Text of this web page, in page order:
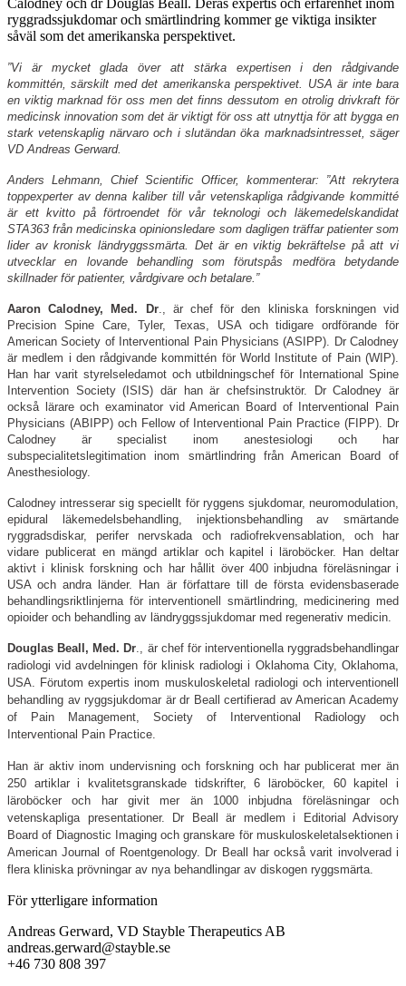
Calodney och dr Douglas Beall. Deras expertis och erfarenhet inom
ryggradssjukdomar och smärtlindring kommer ge viktiga insikter
såväl som det amerikanska perspektivet.
”Vi är mycket glada över att stärka expertisen i den rådgivande
kommittén, särskilt med det amerikanska perspektivet. USA är inte bara
en viktig marknad för oss men det finns dessutom en otrolig drivkraft för
medicinsk innovation som det är viktigt för oss att utnyttja för att bygga en
stark vetenskaplig närvaro och i slutändan öka marknadsintresset, säger
VD Andreas Gerward.
Anders Lehmann, Chief Scientific Officer, kommenterar: ”Att rekrytera
toppexperter av denna kaliber till vår vetenskapliga rådgivande kommitté
är ett kvitto på förtroendet för vår teknologi och läkemedelskandidat
STA363 från medicinska opinionsledare som dagligen träffar patienter som
lider av kronisk ländryggssmärta. Det är en viktig bekräftelse på att vi
utvecklar en lovande behandling som förutspås medföra betydande
skillnader för patienter, vårdgivare och betalare.”
Aaron Calodney, Med. Dr., är chef för den kliniska forskningen vid
Precision Spine Care, Tyler, Texas, USA och tidigare ordförande för
American Society of Interventional Pain Physicians (ASIPP). Dr Calodney
är medlem i den rådgivande kommittén för World Institute of Pain (WIP).
Han har varit styrelseledamot och utbildningschef för International Spine
Intervention Society (ISIS) där han är chefsinstruktör. Dr Calodney är
också lärare och examinator vid American Board of Interventional Pain
Physicians (ABIPP) och Fellow of Interventional Pain Practice (FIPP). Dr
Calodney är specialist inom anestesiologi och har
subspecialitetslegitimation inom smärtlindring från American Board of
Anesthesiology.
Calodney intresserar sig speciellt för ryggens sjukdomar, neuromodulation,
epidural läkemedelsbehandling, injektionsbehandling av smärtande
ryggradsdiskar, perifer nervskada och radiofrekvensablation, och har
vidare publicerat en mängd artiklar och kapitel i läroböcker. Han deltar
aktivt i klinisk forskning och har hållit över 400 inbjudna föreläsningar i
USA och andra länder. Han är författare till de första evidensbaserade
behandlingsriktlinjerna för interventionell smärtlindring, medicinering med
opioider och behandling av ländryggssjukdomar med regenerativ medicin.
Douglas Beall, Med. Dr., är chef för interventionella ryggradsbehandlingar
radiologi vid avdelningen för klinisk radiologi i Oklahoma City, Oklahoma,
USA. Förutom expertis inom muskuloskeletal radiologi och interventionell
behandling av ryggsjukdomar är dr Beall certifierad av American Academy
of Pain Management, Society of Interventional Radiology och
Interventional Pain Practice.
Han är aktiv inom undervisning och forskning och har publicerat mer än
250 artiklar i kvalitetsgranskade tidskrifter, 6 läroböcker, 60 kapitel i
läroböcker och har givit mer än 1000 inbjudna föreläsningar och
vetenskapliga presentationer. Dr Beall är medlem i Editorial Advisory
Board of Diagnostic Imaging och granskare för muskuloskeletalsektionen i
American Journal of Roentgenology. Dr Beall har också varit involverad i
flera kliniska prövningar av nya behandlingar av diskogen ryggsmärta.
För ytterligare information
Andreas Gerward, VD Stayble Therapeutics AB
andreas.gerward@stayble.se
+46 730 808 397